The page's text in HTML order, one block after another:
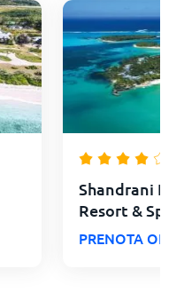
Shandrani
Resort & Spa
PRENOTA ORA